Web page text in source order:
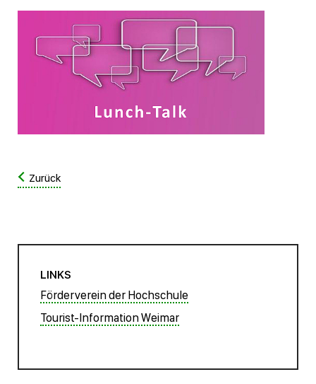
Zurück
LINKS
Förderverein der Hochschule
Tourist-Information Weimar